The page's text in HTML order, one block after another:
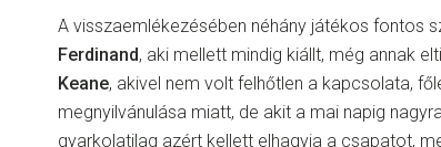
A visszaemlékezésében néhány játékos fontos
Ferdinand, aki mellett mindig kiállt, még annak
Keane, akivel nem volt felhőtlen a kapcsolata,
megnyilvánulása miatt, de akit a mai napig
gyarkolatilag azért kellett elhagyja a csapatot,